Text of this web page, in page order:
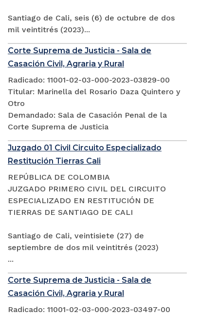
Santiago de Cali, seis (6) de octubre de dos
mil veintitrés (2023)...
Corte Suprema de Justicia - Sala de
Casación Civil, Agraria y Rural
Radicado: 11001-02-03-000-2023-03829-00
Titular: Marinella del Rosario Daza Quintero y
Otro
Demandado: Sala de Casación Penal de la
Corte Suprema de Justicia
Juzgado 01 Civil Circuito Especializado
Restitución Tierras Cali
REPÚBLICA DE COLOMBIA
JUZGADO PRIMERO CIVIL DEL CIRCUITO
ESPECIALIZADO EN RESTITUCIÓN DE
TIERRAS DE SANTIAGO DE CALI
Santiago de Cali, veintisiete (27) de
septiembre de dos mil veintitrés (2023)
...
Corte Suprema de Justicia - Sala de
Casación Civil, Agraria y Rural
Radicado: 11001-02-03-000-2023-03497-00